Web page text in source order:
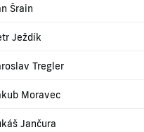
Šrain
Ježdík
Tregler
Moravec
Jančura